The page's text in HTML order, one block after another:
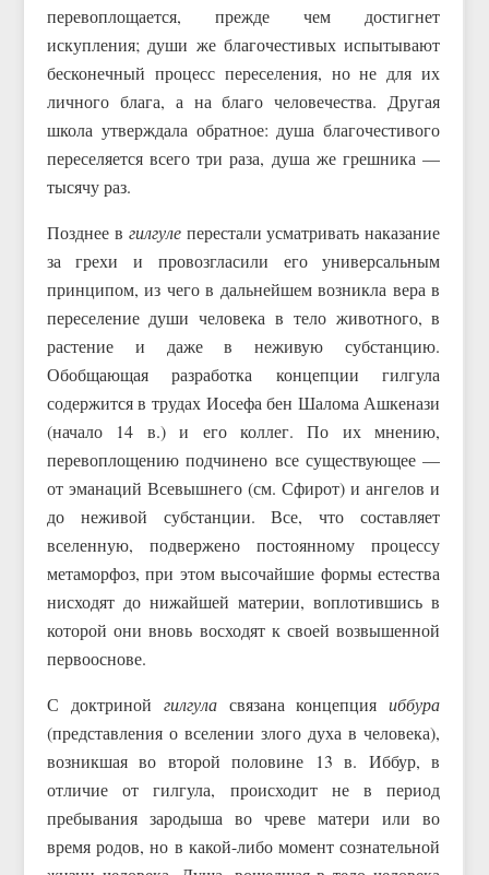
перевоплощается, прежде чем достигнет
искупления; души же благочестивых испытывают
бесконечный процесс переселения, но не для их
личного блага, а на благо человечества. Другая
школа утверждала обратное: душа благочестивого
переселяется всего три раза, душа же грешника —
тысячу раз.
Позднее в гилгуле перестали усматривать наказание
за грехи и провозгласили его универсальным
принципом, из чего в дальнейшем возникла вера в
переселение души человека в тело животного, в
растение и даже в неживую субстанцию.
Обобщающая разработка концепции гилгула
содержится в трудах Иосефа бен Шалома Ашкенази
(начало 14 в.) и его коллег. По их мнению,
перевоплощению подчинено все существующее —
от эманаций Всевышнего (см. Сфирот) и ангелов и
до неживой субстанции. Все, что составляет
вселенную, подвержено постоянному процессу
метаморфоз, при этом высочайшие формы естества
нисходят до нижайшей материи, воплотившись в
которой они вновь восходят к своей возвышенной
первооснове.
С доктриной гилгула связана концепцияиббура
(представления о вселении злого духа в человека),
возникшая во второй половине 13 в. Иббур, в
отличие от гилгула, происходит не в период
пребывания зародыша во чреве матери или во
время родов, но в какой-либо момент сознательной